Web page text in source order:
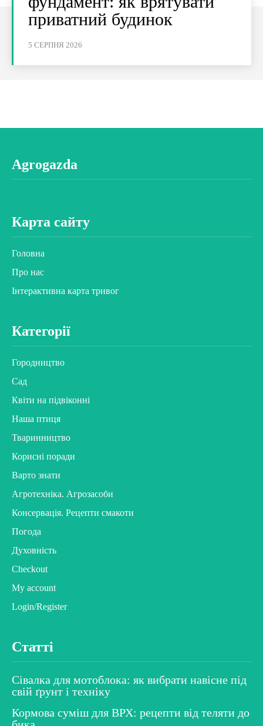
приватний будинок
5 СЕРПНЯ 2026
Agrogazda
Карта сайту
Головна
Про нас
Інтерактивна карта тривог
Категорії
Городництво
Сад
Квіти на підвіконні
Наша птиця
Тваринництво
Корисні поради
Варто знати
Агротехніка. Агрозасоби
Консервація. Рецепти смакоти
Погода
Духовність
Checkout
My account
Login/Register
Статті
Сівалка для мотоблока: як вибрати навісне під
свій ґрунт і техніку
Кормова суміш для ВРХ: рецепти від теляти до